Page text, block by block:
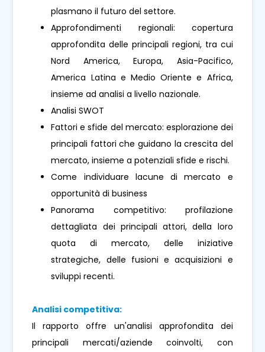
plasmano il futuro del settore.
Approfondimenti regionali: copertura
approfondita delle principali regioni, tra cui
Nord America, Europa, Asia-Pacifico,
America Latina e Medio Oriente e Africa,
insieme ad analisi a livello nazionale.
Analisi SWOT
Fattori e sfide del mercato: esplorazione dei
principali fattori che guidano la crescita del
mercato, insieme a potenziali sfide e rischi.
Come individuare lacune di mercato e
opportunità di business
Panorama competitivo: profilazione
dettagliata dei principali attori, della loro
quota di mercato, delle iniziative
strategiche, delle fusioni e acquisizioni e
sviluppi recenti.
Analisi competitiva:
Il rapporto offre un'analisi approfondita dei
principali mercati/aziende coinvolti, con